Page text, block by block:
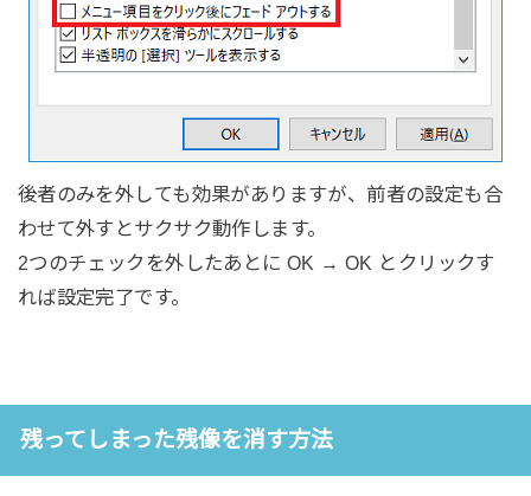
後者のみを外しても効果がありますが、前者の設定も合
わせて外すとサクサク動作します。
2つのチェックを外したあとに OK → OK とクリックす
れば設定完了です。
残ってしまった残像を消す方法